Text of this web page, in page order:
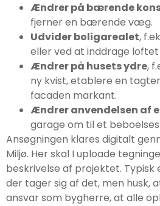
Ændrer på bærende
fjerner en bærende væg.
Udvider boligarealet,
eller ved at inddrage
Ændrer på husets ydre,
ny kvist, etablere en
facaden markant.
Ændrer anvendelsen af
garage om til et
Ansøgningen klares digitalt
Miljø. Her skal I uploade
beskrivelse af projektet. Typisk
der tager sig af det, men husk,
ansvar som bygherre, at alle